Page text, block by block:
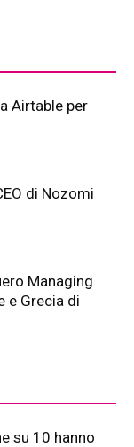
Airtable per
di Nozomi
Managing
e Grecia di
su 10 hanno